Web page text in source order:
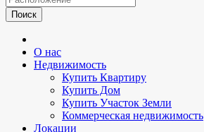
Поиск
О нас
Недвижимость
Купить Квартиру
Купить Дом
Купить Участок Земли
Коммерческая недвижимость
Локации